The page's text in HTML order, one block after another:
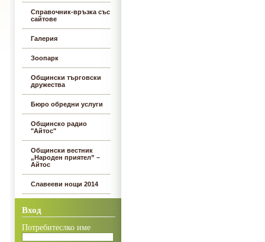
Справочник-връзка със
сайтове
Галерия
Зоопарк
Общински търговски
дружества
Бюро обредни услуги
Общинско радио
"Айтос"
Общински вестник
„Народен приятел” –
Айтос
Славееви нощи 2014
Вход
Потребитеслко име